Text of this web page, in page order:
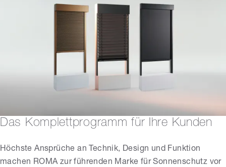
Das Komplettprogramm für Ihre Kunden
Höchste Ansprüche an Technik, Design und Funktion
machen ROMA zur führenden Marke für Sonnenschutz vor